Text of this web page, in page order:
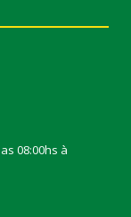
08:00hs à